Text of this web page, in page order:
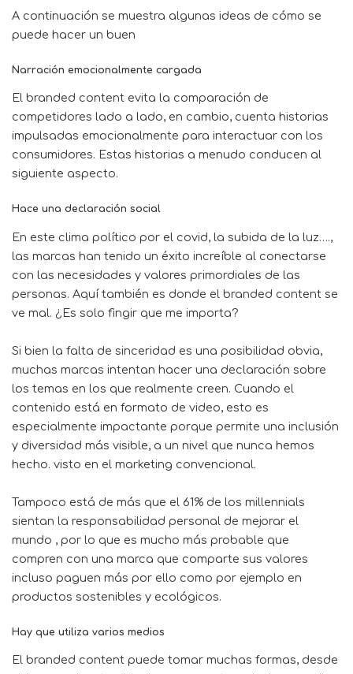
A continuación se muestra algunas ideas de cómo se
puede hacer un buen
Narración emocionalmente cargada
El branded content evita la comparación de
competidores lado a lado, en cambio, cuenta historias
impulsadas emocionalmente para interactuar con los
consumidores. Estas historias a menudo conducen al
siguiente aspecto.
Hace una declaración social
En este clima político por el covid, la subida de la luz….,
las marcas han tenido un éxito increíble al conectarse
con las necesidades y valores primordiales de las
personas. Aquí también es donde el branded content se
ve mal. ¿Es solo fingir que me importa?
Si bien la falta de sinceridad es una posibilidad obvia,
muchas marcas intentan hacer una declaración sobre
los temas en los que realmente creen. Cuando el
contenido está en formato de video, esto es
especialmente impactante porque permite una inclusión
y diversidad más visible, a un nivel que nunca hemos
hecho. visto en el marketing convencional.
Tampoco está de más que el 61% de los millennials
sientan la responsabilidad personal de mejorar el
mundo , por lo que es mucho más probable que
compren con una marca que comparte sus valores
incluso paguen más por ello como por ejemplo en
productos sostenibles y ecológicos.
Hay que utiliza varios medios
El branded content puede tomar muchas formas, desde